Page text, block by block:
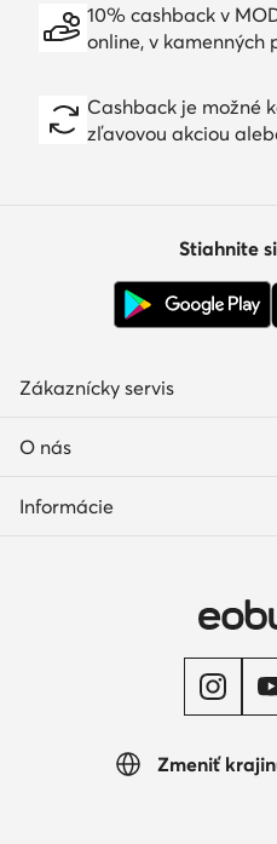
10% cashback v
online, v kamenných
Cashback je možné
zľavovou akciou
Zmeniť
Stiahnite
Zákaznícky servis
O nás
Informácie